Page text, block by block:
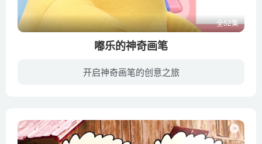
全52集
嘟乐的神奇画笔
开启神奇画笔的创意之旅